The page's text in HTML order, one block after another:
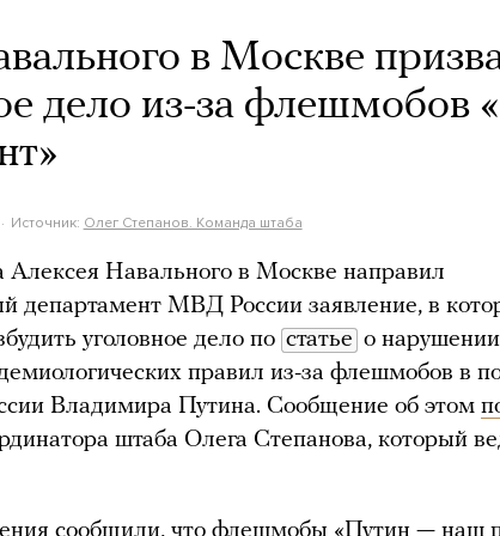
в Москве
дело из-за флешмобов
Источник: Олег Степанов. Команда штаба
Алексея Навального в Москве направил
департамент МВД России заявление, в
уголовное дело по статье о нарушении
правил из-за флешмобов в
Владимира Путина. Сообщение об этом
штаба Олега Степанова, который
сообщили, что флешмобы «Путин — наш